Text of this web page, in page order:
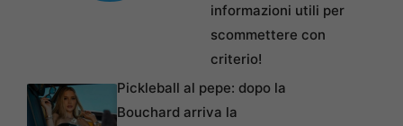
informazioni utili per
scommettere con
criterio!
Pickleball al pepe: dopo la
Bouchard arriva la